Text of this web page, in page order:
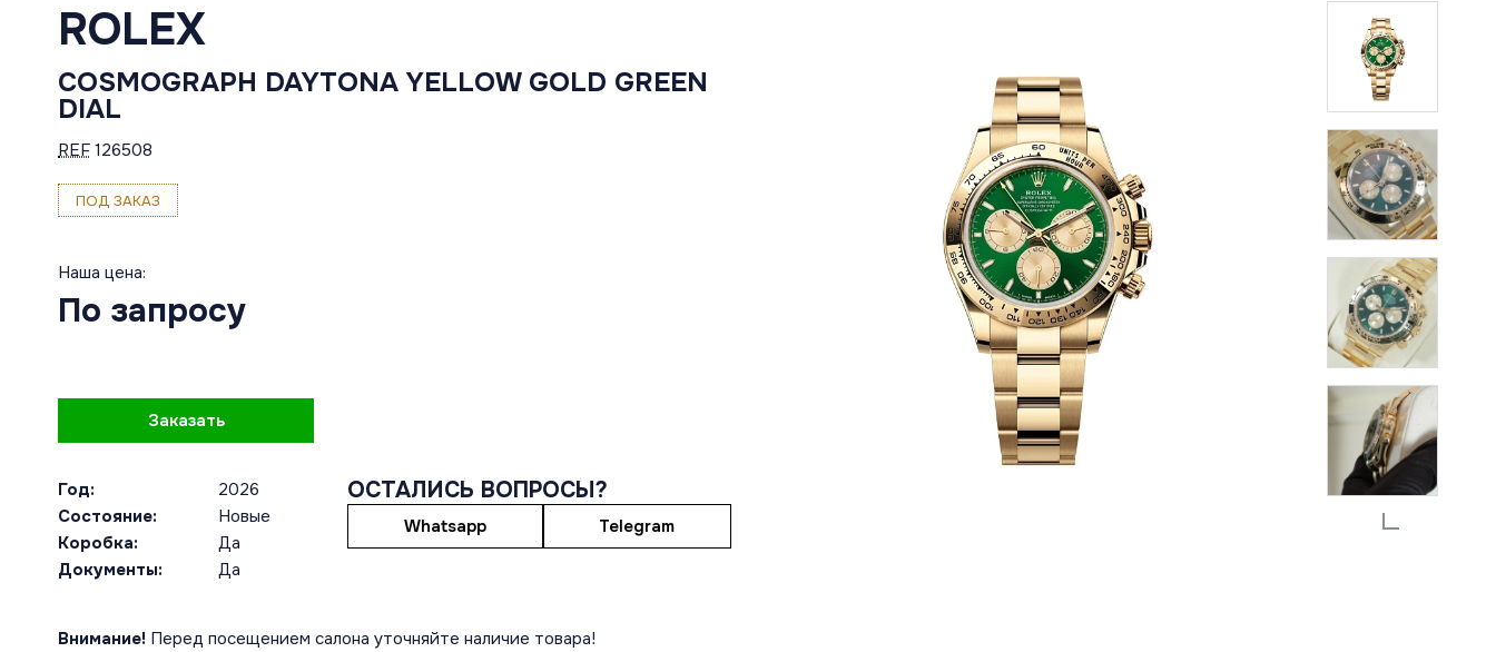
ROLEX
COSMOGRAPH DAYTONA YELLOW GOLD GREEN
DIAL
REF 126508
ПОД ЗАКАЗ
Наша цена:
По запросу
Заказать
Год:
2026
Состояние:
Новые
Коробка:
Да
Документы:
Да
ОСТАЛИСЬ ВОПРОСЫ?
Whatsapp Telegram
Внимание! Перед посещением салона уточняйте наличие товара!